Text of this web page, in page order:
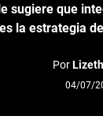
sugiere que
la estrategia
Por
04/07/